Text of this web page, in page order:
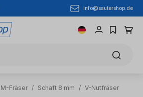
info@sautershop.de
Fräser / Schaft 8 mm / V-Nutfräser